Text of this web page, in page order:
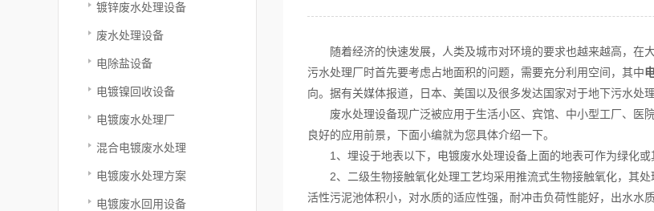
镀锌废水处理设备
废水处理设备
电除盐设备
电镀镍回收设备
电镀废水处理厂
混合电镀废水处理
电镀废水处理方案
电镀废水回用设备
随着经济的快速发展，人类及城市对环境的要求也越来越高，在
污水处理厂时首先要考虑占地面积的问题，需要充分利用空间，其中
向。据有关媒体报道，日本、美国以及很多发达国家对于地下污水处
废水处理设备现广泛被应用于生活小区、宾馆、中小型工厂、医
良好的应用前景，下面小编就为您具体介绍一下。
1、埋设于地表以下，电镀废水处理设备上面的地表可作为绿化或
2、二级生物接触氧化处理工艺均采用推流式生物接触氧化，其处
活性污泥池体积小，对水质的适应性强，耐冲击负荷性能好，出水